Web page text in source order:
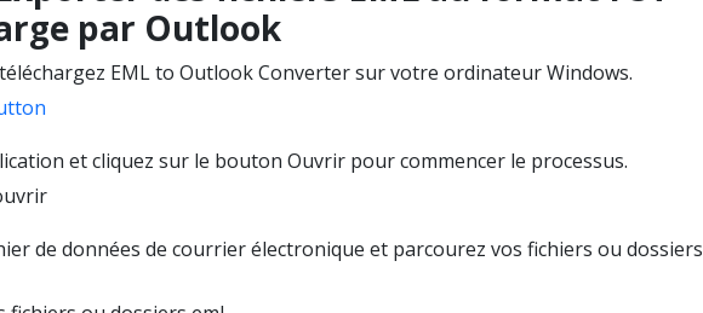
par Outlook
EML to Outlook Converter sur votre ordinateur Windows.
et cliquez sur le bouton Ouvrir pour commencer le processus.
de données de courrier électronique et parcourez vos fichiers ou dossiers